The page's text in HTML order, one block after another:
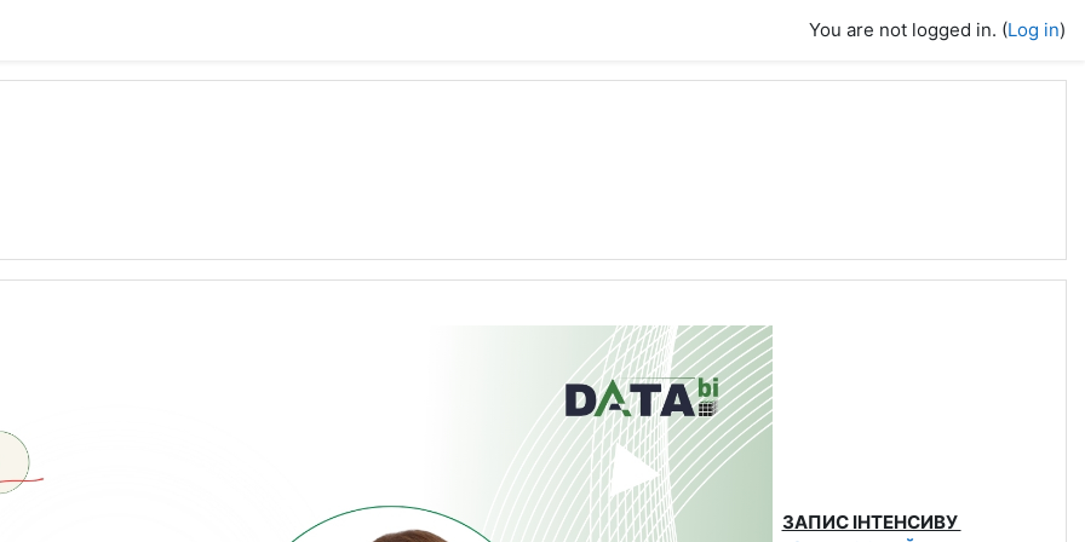
You are not logged in. (Log in)
ЗАПИС ІНТЕНСИВУ